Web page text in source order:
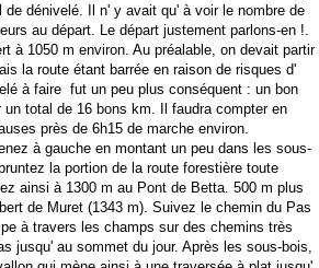
de dénivelé. Il n' y avait qu' à voir le nombre de
au départ. Le départ justement parlons-en !.
à 1050 m environ. Au préalable, on devait partir
la route étant barrée en raison de risques d'
à faire fut un peu plus conséquent : un bon
un total de 16 bons km. Il faudra compter en
près de 6h15 de marche environ.
à gauche en montant un peu dans les sous-
la portion de la route forestière toute
ainsi à 1300 m au Pont de Betta. 500 m plus
de Muret (1343 m). Suivez le chemin du Pas
à travers les champs sur des chemins très
jusqu' au sommet du jour. Après les sous-bois,